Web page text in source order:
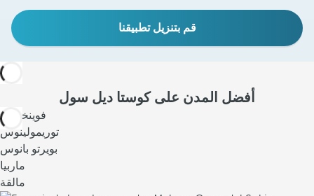
قم بتنزيل تطبيقنا
أفضل المدن على كوستا ديل سول
فوينخيرولا
توريمولينوس
بويرتو بانوس
ماربيا
مالقة
ط
ع
ك
و
س
ت